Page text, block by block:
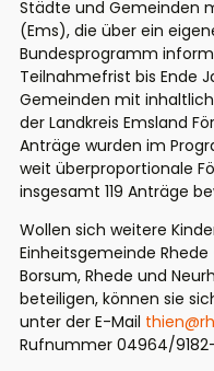
Städte und Gemeinden
(Ems), die über ein
Bundesprogramm
Teilnahmefrist bis Ende
Gemeinden mit
der Landkreis Emsland
Anträge wurden im
weit überproportionale
insgesamt 119 Anträge
Wollen sich weitere
Einheitsgemeinde
Borsum, Rhede und
beteiligen, können sie
unter der E-Mail
Rufnummer 04964/